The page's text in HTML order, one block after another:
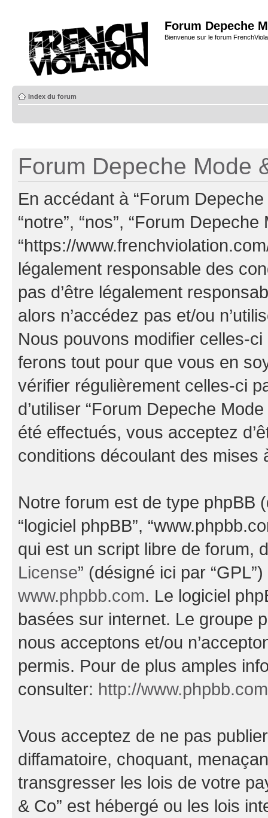
Forum Depeche
Bienvenue sur le forum
Index du forum
Forum Depeche Mode
En accédant à “Forum
“notre”, “nos”, “Forum Depeche
“https://
légalement responsable des
pas d’être légalement
alors n’accédez pas et/ou
Nous pouvons modifier celles-
ferons tout pour que vous en
vérifier régulièrement celles-ci
d’utiliser “Forum Depeche
été effectués, vous acceptez
conditions découlant des mises
Notre forum est de type phpBB
“logiciel phpBB”,
qui est un script libre de forum,
License” (désigné ici par
www.phpbb.com. Le logiciel
basées sur internet. Le groupe
nous acceptons et/ou
permis. Pour de plus amples
consulter: http://
Vous acceptez de ne pas
diffamatoire, choquant,
transgresser les lois de votre
& Co” est hébergé ou les lois